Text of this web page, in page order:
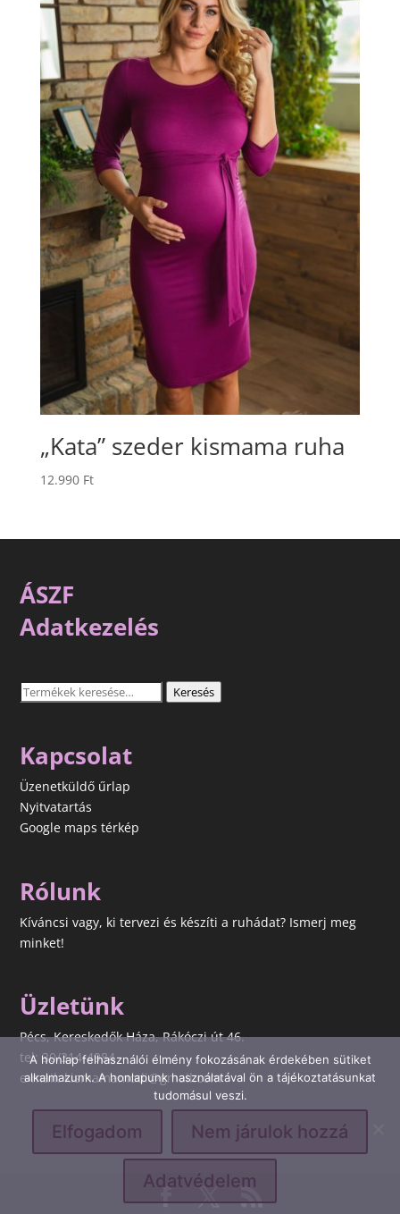
„Kata” szeder kismama ruha
12.990 Ft
ÁSZF
Adatkezelés
Keresés
Keresés
Kapcsolat
Üzenetküldő űrlap
Nyitvatartás
Google maps térkép
Rólunk
Kíváncsi vagy, ki tervezi és készíti a ruhádat? Ismerj meg
minket!
Üzletünk
Pécs, Kereskedők Háza, Rákóczi út 46.
tel: 30/314-4984
e-mail: kismamamodi@gmail.com
A honlap felhasználói élmény fokozásának érdekében sütiket
alkalmazunk. A honlapunk használatával ön a tájékoztatásunkat
tudomásul veszi.
Elfogadom Nem járulok hozzá
Adatvédelem